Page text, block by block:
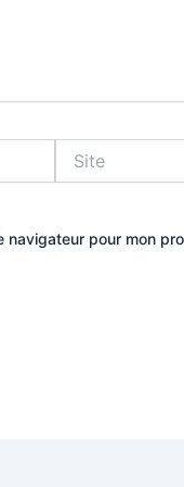
navigateur pour mon